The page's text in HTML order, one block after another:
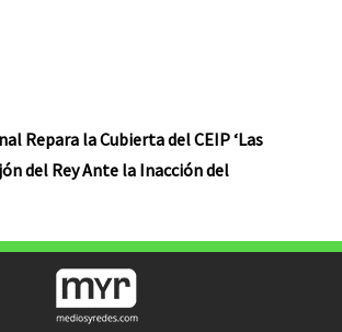
Repara la Cubierta del CEIP ‘Las
del Rey Ante la Inacción del